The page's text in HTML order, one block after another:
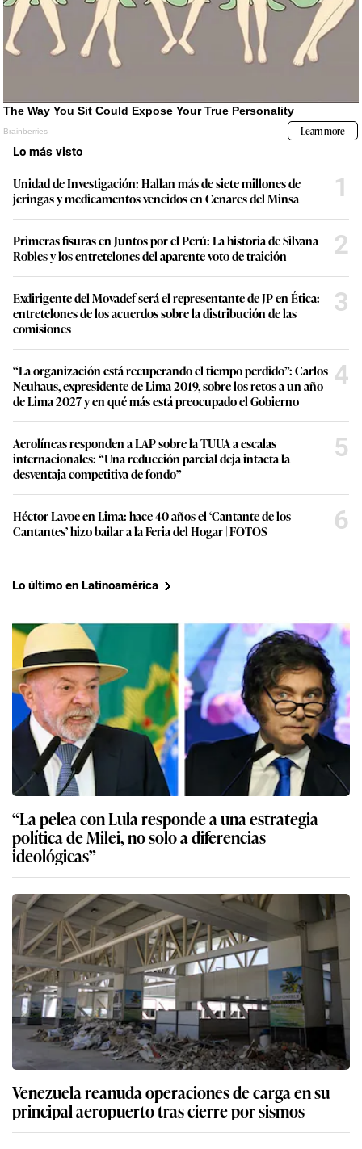
Lo más visto
Unidad de Investigación: Hallan más de siete millones de
jeringas y medicamentos vencidos en Cenares del Minsa
1
Primeras fisuras en Juntos por el Perú: La historia de Silvana
Robles y los entretelones del aparente voto de traición
2
Exdirigente del Movadef será el representante de JP en Ética:
entretelones de los acuerdos sobre la distribución de las
comisiones
3
“La organización está recuperando el tiempo perdido”: Carlos
Neuhaus, expresidente de Lima 2019, sobre los retos a un año
de Lima 2027 y en qué más está preocupado el Gobierno
4
Aerolíneas responden a LAP sobre la TUUA a escalas
internacionales: “Una reducción parcial deja intacta la
desventaja competitiva de fondo”
5
Héctor Lavoe en Lima: hace 40 años el ‘Cantante de los
Cantantes’ hizo bailar a la Feria del Hogar | FOTOS
6
Lo último en Latinoamérica
“La pelea con Lula responde a una estrategia
política de Milei, no solo a diferencias
ideológicas”
Venezuela reanuda operaciones de carga en su
principal aeropuerto tras cierre por sismos